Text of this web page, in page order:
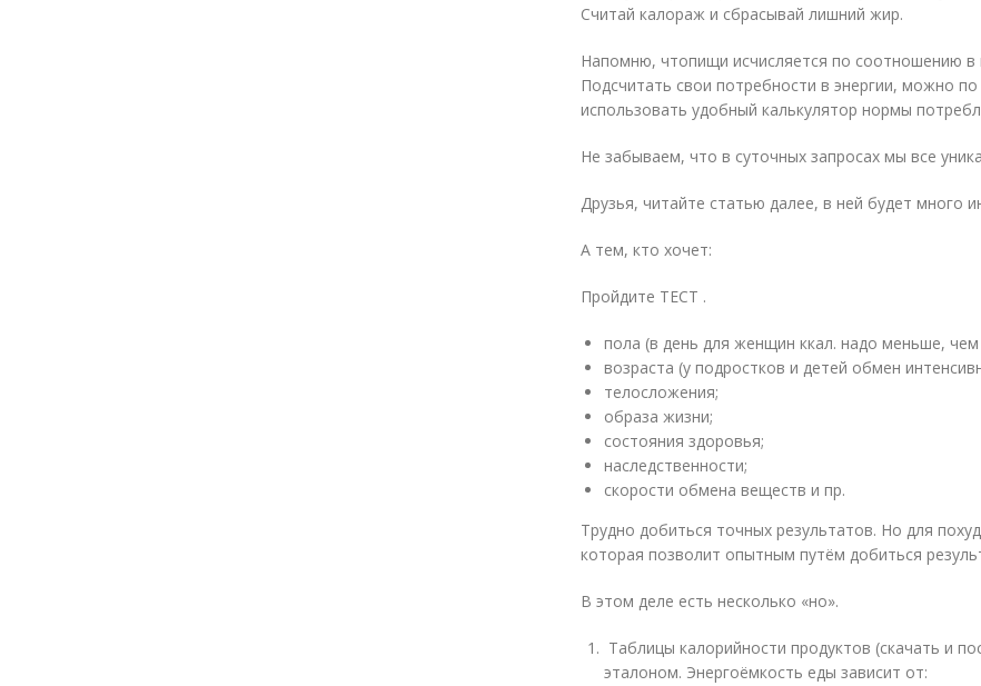
Считай калораж и сбрасывай лишний жир.
Напомню, чтопищи исчисляется по соотношению в
Подсчитать свои потребности в энергии, можно
использовать удобный калькулятор нормы
Не забываем, что в суточных запросах мы все
Друзья, читайте статью далее, в ней будет много
А тем, кто хочет:
Пройдите ТЕСТ .
пола (в день для женщин ккал. надо меньше,
возраста (у подростков и детей обмен
телосложения;
образа жизни;
состояния здоровья;
наследственности;
скорости обмена веществ и пр.
Трудно добиться точных результатов. Но для
которая позволит опытным путём добиться
В этом деле есть несколько «но».
Таблицы калорийности продуктов (скачать и
эталоном. Энергоёмкость еды зависит от: